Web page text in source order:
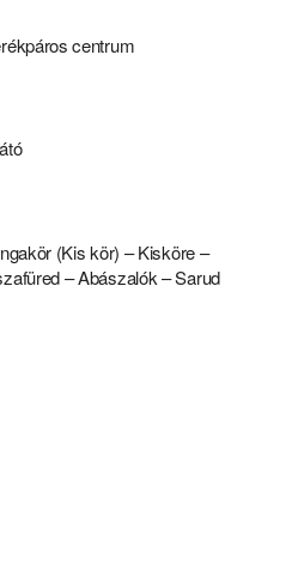
centrum
(Kis kör) – Kisköre –
– Abászalók – Sarud